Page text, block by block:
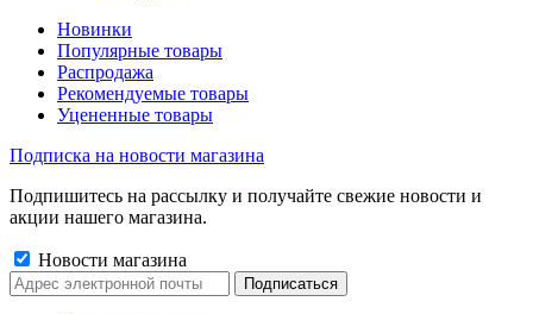
Новинки
Популярные товары
Распродажа
Рекомендуемые товары
Уцененные товары
Подписка на новости магазина
Подпишитесь на рассылку и получайте свежие новости и
акции нашего магазина.
Новости магазина